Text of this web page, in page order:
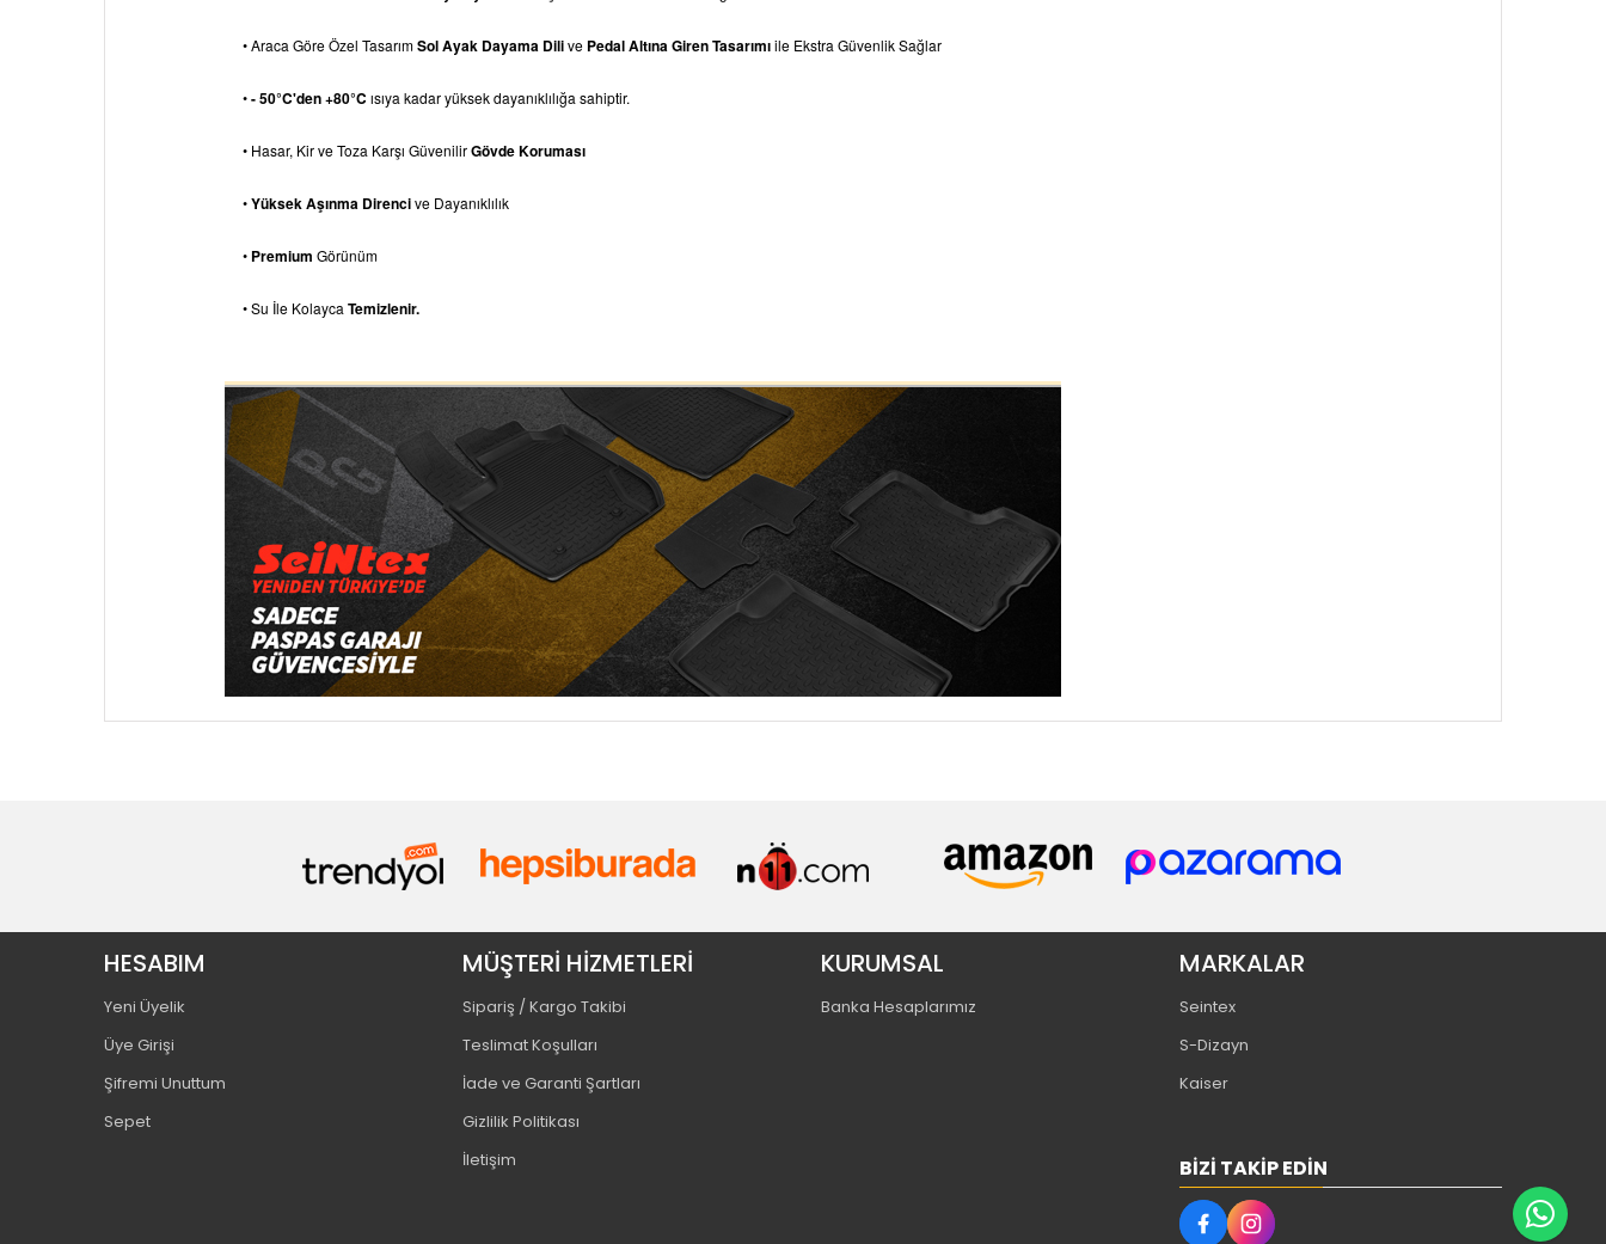
• Araca Göre Özel TasarımSol Ayak Dayama Dilive Pedal Altına Giren Tasarımıile Ekstra Güvenlik Sağlar
•- 50°C'den +80°C ısıya kadar yüksek dayanıklılığa sahiptir.
• Hasar, Kir ve Toza Karşı GüvenilirGövde Koruması
•Yüksek Aşınma Direncive Dayanıklılık
• Premium Görünüm
• Su İle Kolayca Temizlenir.
HESABIM
Yeni Üyelik
Üye Girişi
Şifremi Unuttum
Sepet
MÜŞTERİ HİZMETLERİ
Sipariş / Kargo Takibi
Teslimat Koşulları
İade ve Garanti Şartları
Gizlilik Politikası
İletişim
KURUMSAL
Banka Hesaplarımız
MARKALAR
Seintex
S-Dizayn
Kaiser
BIZI TAKIP EDIN